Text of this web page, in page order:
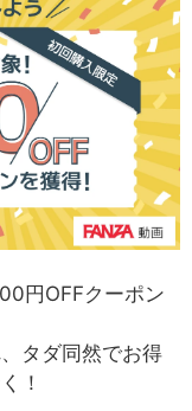
円OFFクーポン
タダ同然でお得
！